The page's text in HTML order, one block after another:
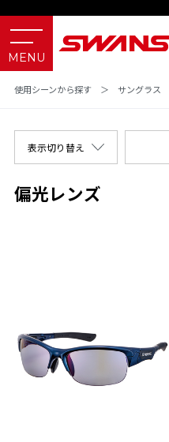
使用シーンから探す ＞ サングラス
偏光レンズ
表示切り替え